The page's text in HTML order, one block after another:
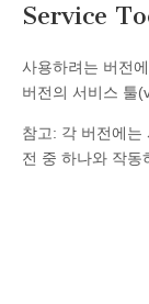
Service
사용하려는 버전
버전의 서비스 툴
참고: 각 버전에는
전 중 하나와 작동